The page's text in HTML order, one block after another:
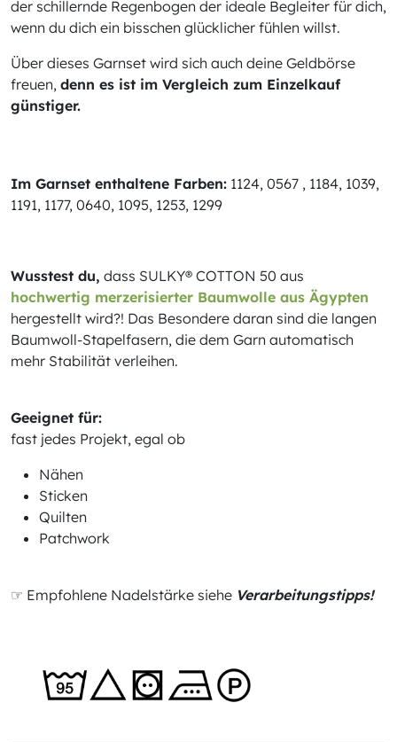
der schillernde Regenbogen der ideale Begleiter für dich,
wenn du dich ein bisschen glücklicher fühlen willst.
Über dieses Garnset wird sich auch deine Geldbörse
freuen, denn es ist im Vergleich zum Einzelkauf
günstiger.
Im Garnset enthaltene Farben: 1124, 0567 , 1184, 1039,
1191, 1177, 0640, 1095, 1253, 1299
Wusstest du, dass SULKY® COTTON 50 aus
hochwertig merzerisierter Baumwolle aus Ägypten
hergestellt wird?! Das Besondere daran sind die langen
Baumwoll-Stapelfasern, die dem Garn automatisch
mehr Stabilität verleihen.
Geeignet für:
fast jedes Projekt, egal ob
Nähen
Sticken
Quilten
Patchwork
☞ Empfohlene Nadelstärke siehe Verarbeitungstipps!